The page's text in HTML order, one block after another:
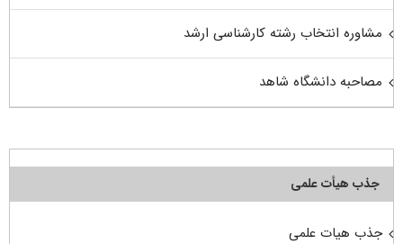
مشاوره انتخاب رشته کارشناسی ارشد
مصاحبه دانشگاه شاهد
جذب هیأت علمی
جذب هیات علمی